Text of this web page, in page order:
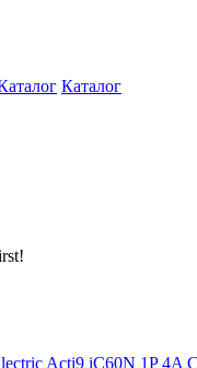
Каталог